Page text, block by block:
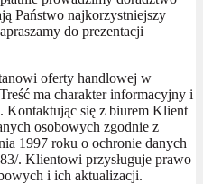
Państwo najkorzystniejszy
do prezentacji
oferty handlowej w
ma charakter informacyjny i
Kontaktując się z biurem Klient
osobowych zgodnie z
1997 roku o ochronie danych
. Klientowi przysługuje prawo
i ich aktualizacji.